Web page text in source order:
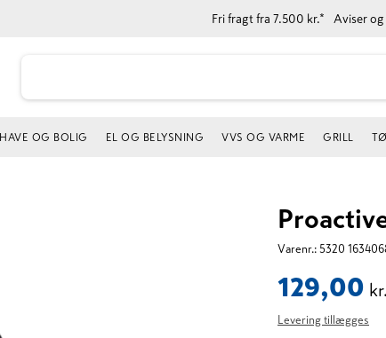
Fri fragt fra 7.500 kr.* Aviser
HAVE OG BOLIG EL OG BELYSNING VVS OG VARME GRILL
Varenr.: 5320
129,00
Levering tillægges